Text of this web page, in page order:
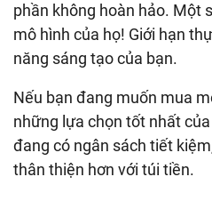
phần không hoàn hảo. Một
mô hình của họ! Giới hạn
năng sáng tạo của bạn.
Nếu bạn đang muốn mua
những lựa chọn tốt nhất
đang có ngân sách tiết
thân thiện hơn với túi tiền.